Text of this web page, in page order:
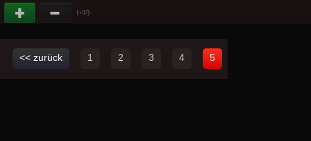
(+37)
<< zurück 1 2 3 4 5